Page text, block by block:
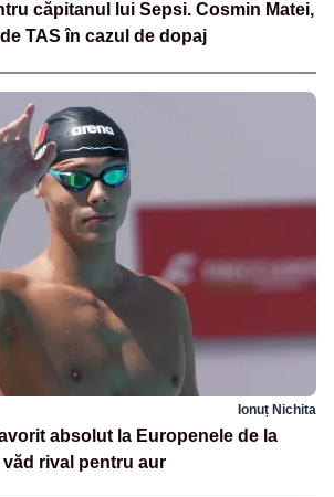
căpitanul lui Sepsi. Cosmin Matei,
TAS în cazul de dopaj
Ionuț Nichita
absolut la Europenele de la
rival pentru aur